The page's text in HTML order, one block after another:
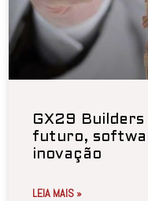
GX29
futuro,
inovação
LEIA MAIS »